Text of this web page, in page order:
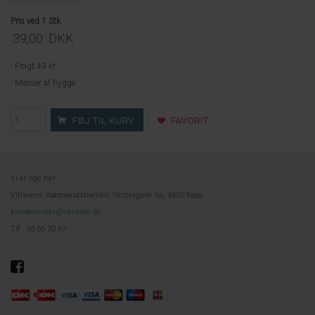
Pris ved 1 Stk
39,00 DKK
- Fragt 49 kr.
- Masser af hygge
Vi er lige her:
Vitrinens Købmandshandel, Vestergade 6a, 4600 Køge
kundecenter@vitrinen.dk
Tlf.: 56 66 30 67